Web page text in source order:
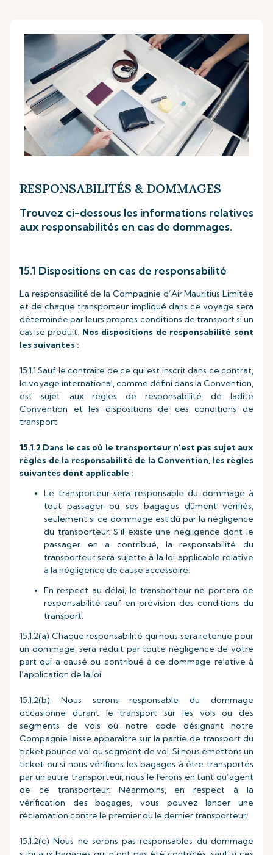
RESPONSABILITÉS & DOMMAGES
Trouvez ci-dessous les informations relatives
aux responsabilités en cas de dommages.
15.1 Dispositions en cas de responsabilité
La responsabilité de la Compagnie d’Air Mauritius Limitée
et de chaque transporteur impliqué dans ce voyage sera
déterminée par leurs propres conditions de transport si un
cas se produit. Nos dispositions de responsabilité sont
les suivantes :
15.1.1 Sauf le contraire de ce qui est inscrit dans ce contrat,
le voyage international, comme défini dans la Convention,
est sujet aux règles de responsabilité de ladite
Convention et les dispositions de ces conditions de
transport.
15.1.2 Dans le cas où le transporteur n’est pas sujet aux
règles de la responsabilité de la Convention, les règles
suivantes dont applicable :
Le transporteur sera responsable du dommage à
tout passager ou ses bagages dûment vérifiés,
seulement si ce dommage est dû par la négligence
du transporteur. S’il existe une négligence dont le
passager en a contribué, la responsabilité du
transporteur sera sujette à la loi applicable relative
à la négligence de cause accessoire.
En respect au délai, le transporteur ne portera de
responsabilité sauf en prévision des conditions du
transport.
15.1.2(a) Chaque responsabilité qui nous sera retenue pour
un dommage, sera réduit par toute négligence de votre
part qui a causé ou contribué à ce dommage relative à
l’application de la loi.
15.1.2(b) Nous serons responsable du dommage
occasionné durant le transport sur les vols ou des
segments de vols où notre code désignant notre
Compagnie laisse apparaître sur la partie de transport du
ticket pour ce vol ou segment de vol. Si nous émettons un
ticket ou si nous vérifions les bagages à être transportés
par un autre transporteur, nous le ferons en tant qu’agent
de ce transporteur. Néanmoins, en respect à la
vérification des bagages, vous pouvez lancer une
réclamation contre le premier ou le dernier transporteur.
15.1.2(c) Nous ne serons pas responsables du dommage